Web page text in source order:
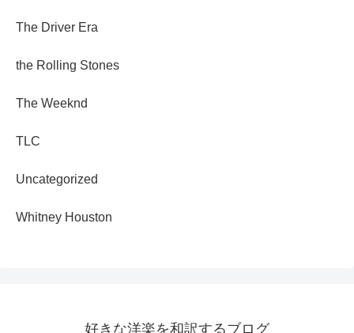
The Driver Era
the Rolling Stones
The Weeknd
TLC
Uncategorized
Whitney Houston
好きな洋楽を和訳するブログ